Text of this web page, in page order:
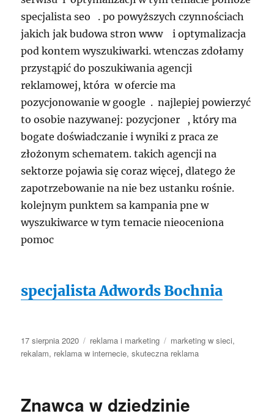
specjalista seo . po powyższych czynnościach
jakich jak budowa stron www i optymalizacja
pod kontem wyszukiwarki. wtenczas zdołamy
przystąpić do poszukiwania agencji
reklamowej, która w ofercie ma
pozycjonowanie w google . najlepiej powierzyć
to osobie nazywanej: pozycjoner , który ma
bogate doświadczanie i wyniki z praca ze
złożonym schematem. takich agencji na
sektorze pojawia się coraz więcej, dlatego że
zapotrzebowanie na nie bez ustanku rośnie.
kolejnym punktem sa kampania pne w
wyszukiwarce w tym temacie nieoceniona
pomoc
specjalista Adwords Bochnia
Data
publikacji
17 sierpnia 2020 Kategorie
reklama i marketing Tagi
marketing w sieci,
rekalam, reklama w internecie,skuteczna reklama
Znawca w dziedzinie